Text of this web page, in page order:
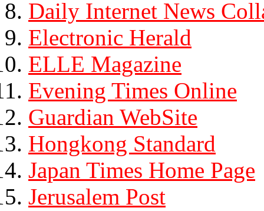
Daily Internet News
Electronic Herald
ELLE Magazine
Evening Times Online
Guardian WebSite
Hongkong Standard
Japan Times Home Page
Jerusalem Post